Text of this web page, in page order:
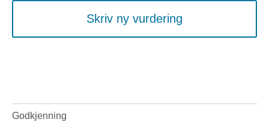
Skriv ny vurdering
Godkjenning